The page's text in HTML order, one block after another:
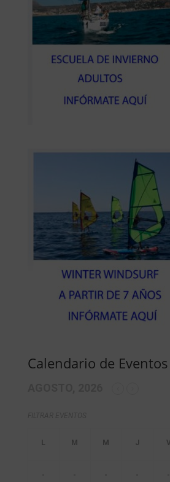
Calendario de Eventos
- - - - -